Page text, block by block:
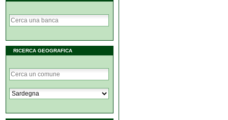
RICERCA GEOGRAFICA